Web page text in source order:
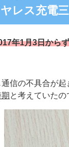
レス充電三
年1月3日から
通信の不具合が
と考えていたの